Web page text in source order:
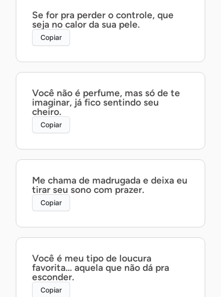
Se for pra perder o controle, que
seja no calor da sua pele.
Copiar
Você não é perfume, mas só de te
imaginar, já fico sentindo seu
cheiro.
Copiar
Me chama de madrugada e deixa eu
tirar seu sono com prazer.
Copiar
Você é meu tipo de loucura
favorita… aquela que não dá pra
esconder.
Copiar